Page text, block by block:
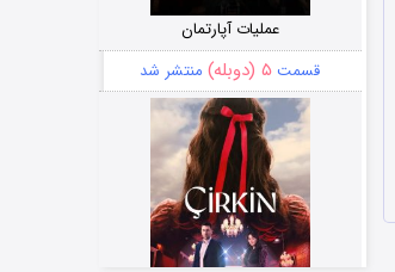
عملیات آپارتمان
قسمت ۵ (دوبله) منتشر شد